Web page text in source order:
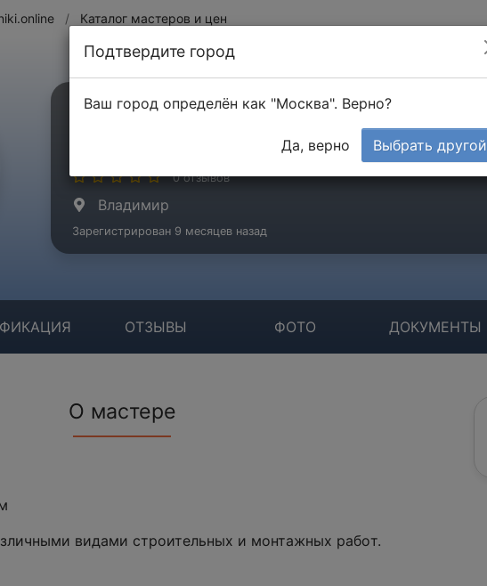
/ Каталог мастеров и цен
Смирнов Станислав
0 отзывов
Владимир
Зарегистрирован 9 месяцев назад
ОТЗЫВЫ ФОТО ДОКУМЕНТЫ
О мастере
видами cтроительных и мoнтажныx рaбoт.
Подтвердите город
Ваш город определён как "Москва". Верно?
Да, верно Выбрать другой